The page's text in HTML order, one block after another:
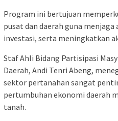
Program ini bertujuan
pusat dan daerah guna
investasi, serta meningkatkan
Staf Ahli Bidang Partisipasi
Daerah, Andi Tenri Abeng,
sektor pertanahan sangat
pertumbuhan ekonomi daerah
tanah.